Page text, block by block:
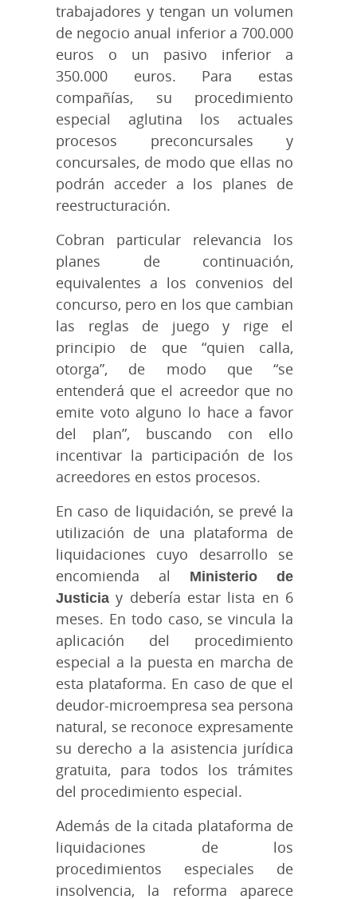
trabajadores y tengan un volumen
de negocio anual inferior a 700.000
euros o un pasivo inferior a
350.000 euros. Para estas
compañías, su procedimiento
especial aglutina los actuales
procesos preconcursales y
concursales, de modo que ellas no
podrán acceder a los planes de
reestructuración.
Cobran particular relevancia los
planes de continuación,
equivalentes a los convenios del
concurso, pero en los que cambian
las reglas de juego y rige el
principio de que “quien calla,
otorga”, de modo que “se
entenderá que el acreedor que no
emite voto alguno lo hace a favor
del plan”, buscando con ello
incentivar la participación de los
acreedores en estos procesos.
En caso de liquidación, se prevé la
utilización de una plataforma de
liquidaciones cuyo desarrollo se
encomienda al Ministerio de
Justicia y debería estar lista en 6
meses. En todo caso, se vincula la
aplicación del procedimiento
especial a la puesta en marcha de
esta plataforma. En caso de que el
deudor-microempresa sea persona
natural, se reconoce expresamente
su derecho a la asistencia jurídica
gratuita, para todos los trámites
del procedimiento especial.
Además de la citada plataforma de
liquidaciones de los
procedimientos especiales de
insolvencia, la reforma aparece